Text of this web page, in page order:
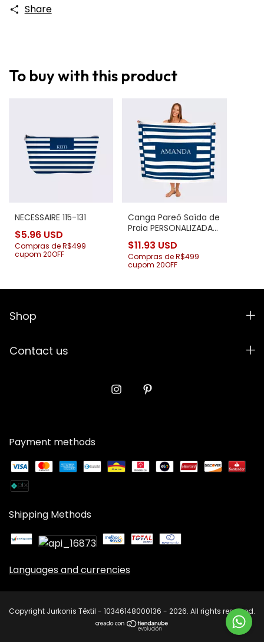
Share
To buy with this product
NECESSAIRE 115-131
$5.96 USD
Compras de R$499
cupom 20OFF
Canga Pareô Saída de
Praia PERSONALIZADA
115-131
$11.93 USD
Compras de R$499
cupom 20OFF
Shop
Contact us
Payment methods
Shipping Methods
Languages and currencies
Copyright Jurkonis Têxtil - 10346148000136 - 2026. All rights reserved.